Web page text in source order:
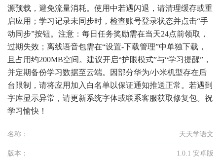
源预载，避免流量消耗。使用中若遇闪退，请清理缓存或重
启应用；学习记录未同步时，检查账号登录状态并点击“手
动同步”按钮。注意：每日任务奖励需在当天24点前领取，
过期失效；离线语音包需在“设置-下载管理”中单独下载，
且占用约200MB空间。建议开启“护眼模式”与“学习提醒”，
并定期备份学习数据至云端。因部分华为/小米机型存在后
台限制，请将应用加入白名单以保证通知推送正常。若遇到
字库显示异常，请更新系统字体或联系客服获取修复包。祝
学习愉快！
名称： 天天学语文
版本： 1.0.1 安卓版